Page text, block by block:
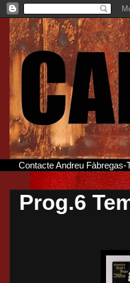
Contacte Andreu
Prog.6